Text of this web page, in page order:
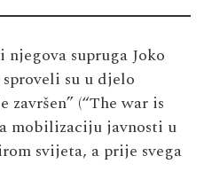
supruga Joko
su u djelo
završen” (“The war is
mobilizaciju javnosti u
svijeta, a prije svega